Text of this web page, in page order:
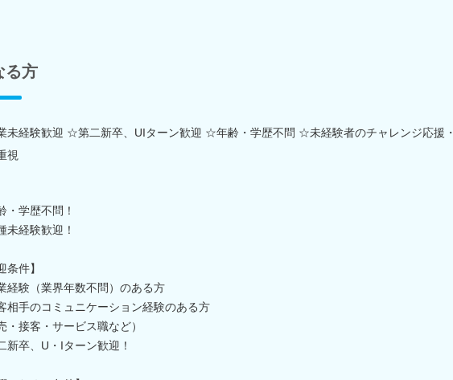
る方
未経験歓迎 ☆第二新卒、UIターン歓迎 ☆年齢・学歴不問 ☆未経験者のチャレンジ応援・
視
・学歴不問！
未経験歓迎！
条件】
経験（業界年数不問）のある方
相手のコミュニケーション経験のある方
・接客・サービス職など）
新卒、U・Iターン歓迎！